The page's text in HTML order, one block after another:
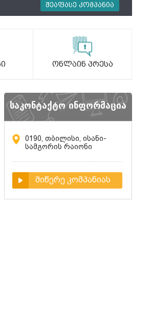
Შეაფასე Კომპანია
Ონლაინ Პრესა
საკონტაქტო ინფორმაცია
0190, თბილისი, ისანი-
სამგორის რაიონი
მიწერე კომპანიას